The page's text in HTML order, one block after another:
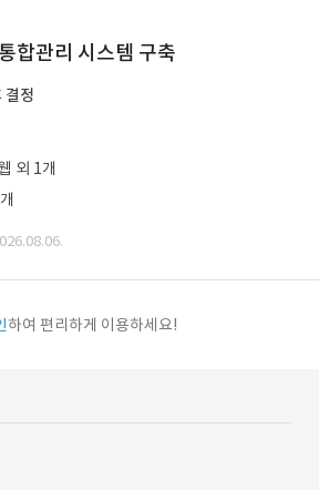
합관리 시스템 구축
결정
외 1개
하여 편리하게 이용하세요!